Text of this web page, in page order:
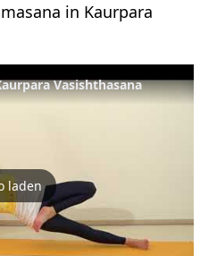
in Kaurpara
Vasishthasana
laden